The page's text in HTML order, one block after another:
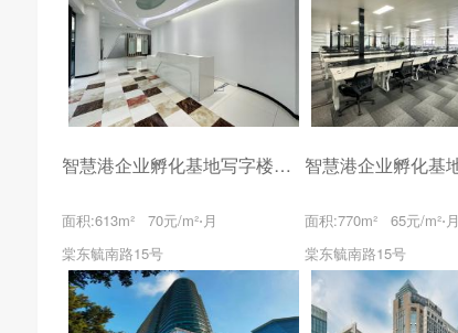
智慧港企业孵化基地写字楼出租
面积:613m² 70元/m²⋅月
棠东毓南路15号
面积:770m² 65元/m²⋅月
棠东毓南路15号